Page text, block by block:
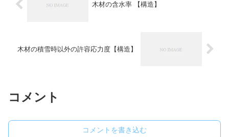
木材の含水率 【構造】
木材の積雪時以外の許容応力度【構造】
コメント
コメントを書き込む